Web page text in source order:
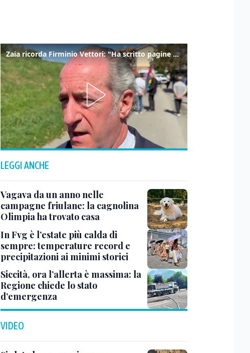
Zaia ricorda Firminio Vettori: "Ha scritto pagine di storia del nostro territorio"
LEGGI ANCHE
Vagava da un anno nelle
campagne friulane: la cagnolina
Olimpia ha trovato casa
In Fvg è l’estate più calda di
sempre: temperature record e
precipitazioni ai minimi storici
Siccità, ora l’allerta è massima: la
Regione chiede lo stato
d’emergenza
VIDEO